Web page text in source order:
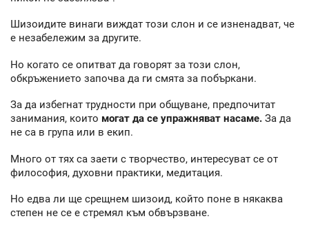
Шизоидите винаги виждат този слон и се изненадват, че
е незабележим за другите.
Но когато се опитват да говорят за този слон,
обкръжението започва да ги смята за побъркани.
За да избегнат трудности при общуване, предпочитат
занимания, които могат да се упражняват насаме. За да
не са в група или в екип.
Много от тях са заети с творчество, интересуват се от
философия, духовни практики, медитация.
Но едва ли ще срещнем шизоид, който поне в някаква
степен не се е стремял към обвързване.